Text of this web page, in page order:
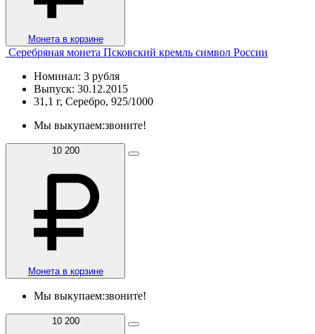
Монета в корзине
Серебряная монета Псковский кремль символ России
Номинал: 3 рубля
Выпуск: 30.12.2015
31,1 г, Серебро, 925/1000
Мы выкупаем:звоните!
10 200
Монета в корзине
Мы выкупаем:звоните!
10 200